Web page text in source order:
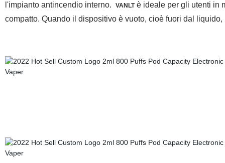
l'impianto antincendio interno.
VANLTè ideale per gli utenti in
compatto. Quando il dispositivo è vuoto, cioè fuori dal